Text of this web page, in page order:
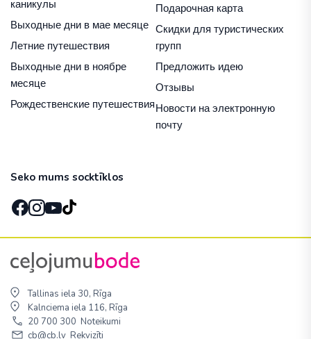
каникулы
Выходные дни в мае месяце
Летние путешествия
Выходные дни в ноябре
месяце
Рождественские путешествия
Подарочная карта
Скидки для туристических
групп
Предложить идею
Отзывы
Новости на электронную
почту
Seko mums socktīklos
Tallinas iela 30, Rīga
Kalnciema iela 116, Rīga
20 700 300 Noteikumi
cb@cb.lv Rekvizīti